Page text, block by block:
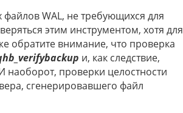
WAL, не требующихся для
этим инструментом, хотя для
обратите внимание, что проверка
и, как следствие,
проверки целостности
сгенерировавшего файл